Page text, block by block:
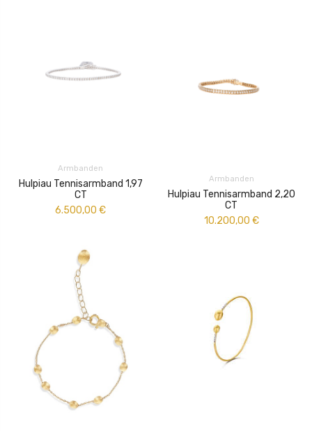
Armbanden
Hulpiau Tennisarmband 1,97
CT
6.500,00 €
Armbanden
Hulpiau Tennisarmband 2,20
CT
10.200,00 €